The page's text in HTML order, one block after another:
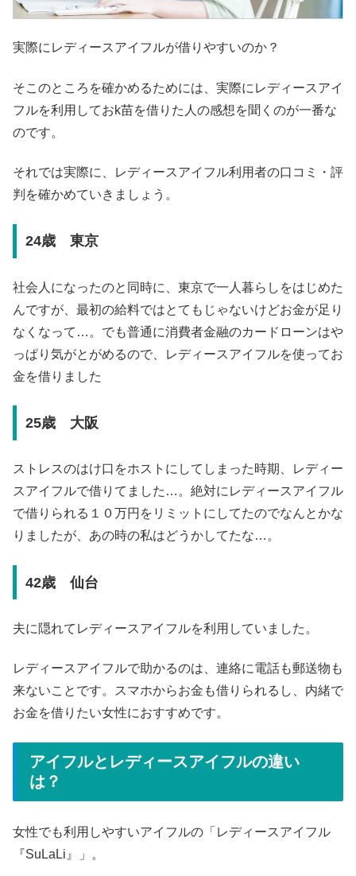
実際にレディースアイフルが借りやすいのか？
そこのところを確かめるためには、実際にレディースアイ
フルを利用しておk苗を借りた人の感想を聞くのが一番な
のです。
それでは実際に、レディースアイフル利用者の口コミ・評
判を確かめていきましょう。
24歳 東京
社会人になったのと同時に、東京で一人暮らしをはじめた
んですが、最初の給料ではとてもじゃないけどお金が足り
なくなって…。でも普通に消費者金融のカードローンはや
っぱり気がとがめるので、レディースアイフルを使ってお
金を借りました
25歳 大阪
ストレスのはけ口をホストにしてしまった時期、レディー
スアイフルで借りてました…。絶対にレディースアイフル
で借りられる１０万円をリミットにしてたのでなんとかな
りましたが、あの時の私はどうかしてたな…。
42歳 仙台
夫に隠れてレディースアイフルを利用していました。
レディースアイフルで助かるのは、連絡に電話も郵送物も
来ないことです。スマホからお金も借りられるし、内緒で
お金を借りたい女性におすすめです。
アイフルとレディースアイフルの違い
は？
女性でも利用しやすいアイフルの「レディースアイフル
『SuLaLi』」。